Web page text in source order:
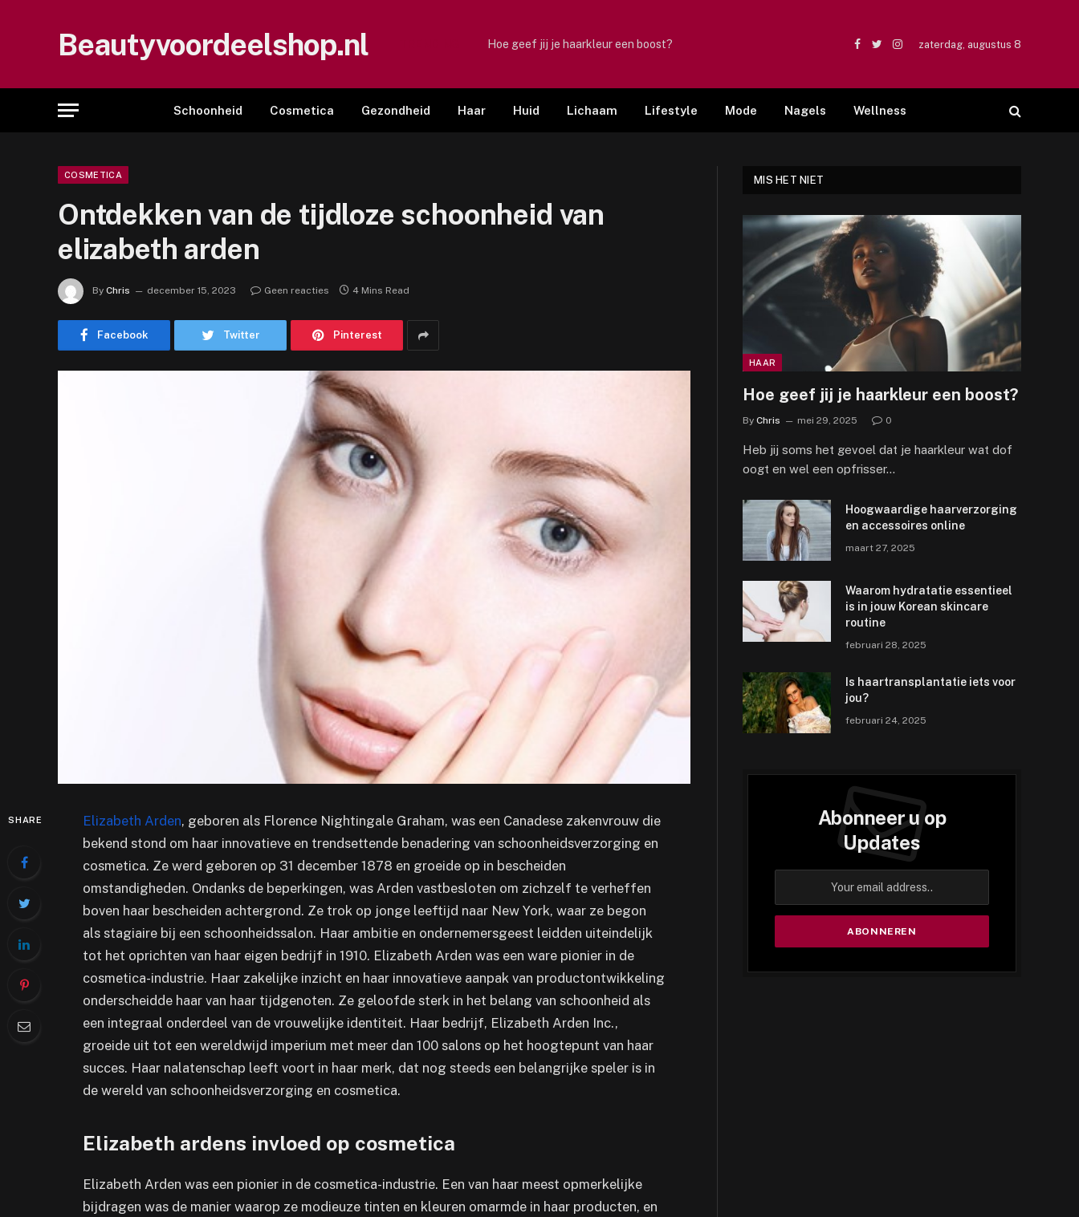
Beautyvoordeelshop.nl Hoe geef jij je haarkleur een boost?
Facebook
TwitterInstagram
zaterdag, augustus 8
Schoonheid Cosmetica Gezondheid Haar Huid Lichaam Lifestyle Mode Nagels Wellness
COSMETICA
Ontdekken van de tijdloze schoonheid van
elizabeth arden
By Chris december 15, 2023 Geen reacties 4 Mins Read
Facebook Twitter Pinterest
SHARE Elizabeth Arden, geboren als Florence Nightingale Graham, was een Canadese zakenvrouw die
bekend stond om haar innovatieve en trendsettende benadering van schoonheidsverzorging en
cosmetica. Ze werd geboren op 31 december 1878 en groeide op in bescheiden
omstandigheden. Ondanks de beperkingen, was Arden vastbesloten om zichzelf te verheffen
boven haar bescheiden achtergrond. Ze trok op jonge leeftijd naar New York, waar ze begon
als stagiaire bij een schoonheidssalon. Haar ambitie en ondernemersgeest leidden uiteindelijk
tot het oprichten van haar eigen bedrijf in 1910. Elizabeth Arden was een ware pionier in de
cosmetica-industrie. Haar zakelijke inzicht en haar innovatieve aanpak van productontwikkeling
onderscheidde haar van haar tijdgenoten. Ze geloofde sterk in het belang van schoonheid als
een integraal onderdeel van de vrouwelijke identiteit. Haar bedrijf, Elizabeth Arden Inc.,
groeide uit tot een wereldwijd imperium met meer dan 100 salons op het hoogtepunt van haar
succes. Haar nalatenschap leeft voort in haar merk, dat nog steeds een belangrijke speler is in
de wereld van schoonheidsverzorging en cosmetica.
Elizabeth ardens invloed op cosmetica
Elizabeth Arden was een pionier in de cosmetica-industrie. Een van haar meest opmerkelijke
bijdragen was de manier waarop ze modieuze tinten en kleuren omarmde in haar producten, en
MIS HET NIET
HAAR
Hoe geef jij je haarkleur een boost?
By Chris mei 29, 2025 0
Heb jij soms het gevoel dat je haarkleur wat dof
oogt en wel een opfrisser…
Hoogwaardige haarverzorging
en accessoires online
maart 27, 2025
Waarom hydratatie essentieel
is in jouw Korean skincare
routine
februari 28, 2025
Is haartransplantatie iets voor
jou?
februari 24, 2025
Abonneer u op
Updates